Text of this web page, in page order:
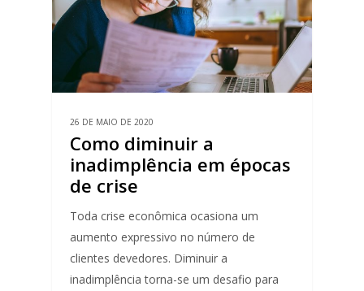
26 DE MAIO DE 2020
Como diminuir a
inadimplência em épocas
de crise
Toda crise econômica ocasiona um
aumento expressivo no número de
clientes devedores. Diminuir a
inadimplência torna-se um desafio para